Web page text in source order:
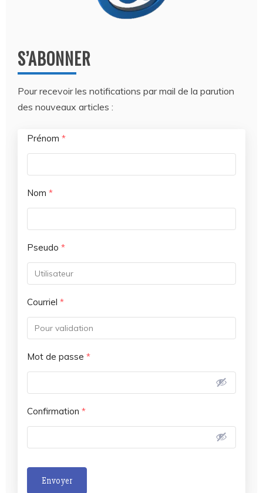
S’ABONNER
Pour recevoir les notifications par mail de la parution
des nouveaux articles :
Prénom *
Nom *
Pseudo *
Courriel *
Mot de passe *
Confirmation *
Envoyer